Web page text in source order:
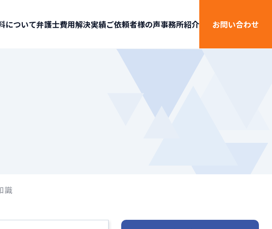
について弁護士費用解決実績ご依頼者様の声事務所紹介 お問い合わせ
識